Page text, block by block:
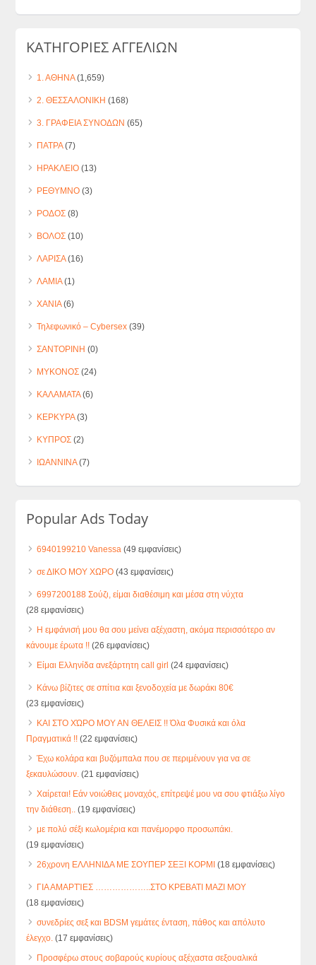
ΚΑΤΗΓΟΡΙΕΣ ΑΓΓΕΛΙΩΝ
1. ΑΘΗΝΑ(1,659)
2. ΘΕΣΣΑΛΟΝΙΚΗ (168)
3. ΓΡΑΦΕΙΑ ΣΥΝΟΔΩΝ (65)
ΠΑΤΡΑ(7)
ΗΡΑΚΛΕΙΟ (13)
ΡΕΘΥΜΝΟ (3)
ΡΟΔΟΣ (8)
ΒΟΛΟΣ (10)
ΛΑΡΙΣΑ(16)
ΛΑΜΙΑ(1)
ΧΑΝΙΑ(6)
Τηλεφωνικό – Cybersex (39)
ΣΑΝΤΟΡΙΝΗ (0)
ΜΥΚΟΝΟΣ (24)
ΚΑΛΑΜΑΤΑ(6)
ΚΕΡΚΥΡΑ(3)
ΚΥΠΡΟΣ (2)
ΙΩΑΝΝΙΝΑ(7)
Popular Ads Today
6940199210 Vanessa (49 εμφανίσεις)
σε ΔΙΚΟ ΜΟΥ ΧΩΡΟ (43 εμφανίσεις)
6997200188 Σούζι, είμαι διαθέσιμη και μέσα στη νύχτα
(28 εμφανίσεις)
Η εμφάνισή μου θα σου μείνει αξέχαστη, ακόμα περισσότερο αν
κάνουμε έρωτα !! (26 εμφανίσεις)
Είμαι Ελληνίδα ανεξάρτητη call girl (24 εμφανίσεις)
Κάνω βίζιτες σε σπίτια και ξενοδοχεία με δωράκι 80€
(23 εμφανίσεις)
ΚΑΙ ΣΤΟ ΧΏΡΟ ΜΟΥ ΑΝ ΘΕΛΕΙΣ !! Όλα Φυσικά και όλα
Πραγματικά !! (22 εμφανίσεις)
Έχω κολάρα και βυζόμπαλα που σε περιμένουν για να σε
ξεκαυλώσουν. (21 εμφανίσεις)
Χαίρεται! Εάν νοιώθεις μοναχός, επίτρεψέ μου να σου φτιάξω λίγο
την διάθεση..
(19 εμφανίσεις)
με πολύ σέξι κωλομέρια και πανέμορφο προσωπάκι.
(19 εμφανίσεις)
26χρονη ΕΛΛΗΝΙΔΑ ΜΕ ΣΟΥΠΕΡ ΣΕΞΙ ΚΟΡΜΙ (18 εμφανίσεις)
ΓΙΑ ΑΜΑΡΤΊΕΣ ………………..ΣΤΟ ΚΡΕΒΑΤΙ ΜΑΖΙ ΜΟΥ
(18 εμφανίσεις)
συνεδρίες σεξ και BDSM γεμάτες ένταση, πάθος και απόλυτο
έλεγχο. (17 εμφανίσεις)
Προσφέρω στους σοβαρούς κυρίους αξέχαστα σεξουαλικά